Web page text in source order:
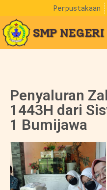
Perpustakaan
SMP
Penyaluran
1443H dari
1 Bumijawa